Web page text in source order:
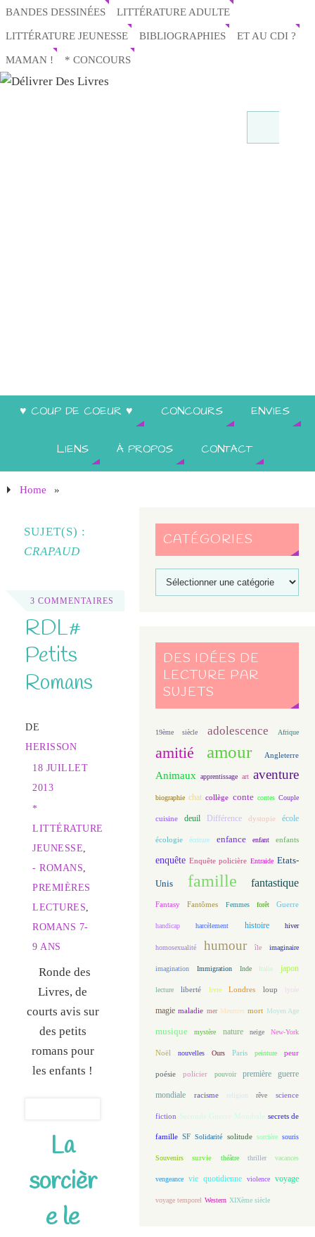
BANDES DESSINÉES
LITTÉRATURE ADULTE
LITTÉRATURE JEUNESSE
BIBLIOGRAPHIES
ET AU CDI ?
MAMAN !
* CONCOURS
♥ COUP DE COEUR ♥ CONCOURS ENVIES
LIENS À PROPOS CONTACT
Home »
SUJET(S) :
CRAPAUD
3 COMMENTAIRES
RDL#
Petits
Romans
DE
HERISSON
18 JUILLET
2013
*
LITTÉRATURE
JEUNESSE
- ROMANS
PREMIÈRES
LECTURES
ROMANS 7-
9 ANS
Ronde des
Livres, de
courts avis sur
des petits
romans pour
les enfants !
La
sorcièr
e le
CATÉGORIES
DES IDÉES DE
LECTURE PAR
SUJETS
19ème siècle adolescence Afrique
amitié amour Angleterre
Animaux apprentissage art aventure
biographie chat collège conte contes Couple
cuisine deuil Différence dystopie école
écologie écriture enfance enfant enfants
enquête Enquête policière Entraide Etats-
Unis famille fantastique
Fantasy Fantômes Femmes forêt Guerre
handicap harcèlement histoire hiver
homosexualité humour île imaginaire
imagination Immigration Inde Italie japon
lecture liberté livre Londres loup lycée
magie maladie mer Meurtres mort Moyen Age
musique mystère nature neige New-York
Noël nouvelles Ours Paris peinture peur
poésie policier pouvoir première guerre
mondiale racisme religion rêve science
fiction Seconde Guerre Mondiale secrets de
famille SF Solidarité solitude sorcière souris
Souvenirs survie théâtre thriller vacances
vengeance vie quotidienne violence voyage
voyage temporel Western XIXème siècle